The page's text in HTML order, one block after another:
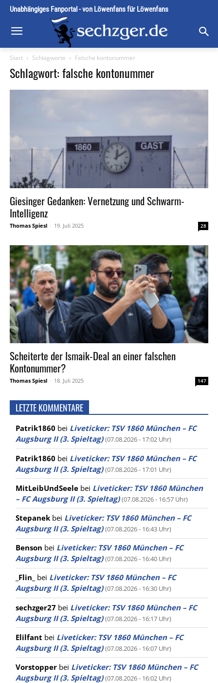
Unabhängiges Fanportal - von Löwenfans für Löwenfans
Start Schlagworte Falsche kontonummer
Schlagwort: falsche kontonummer
Giesinger Gedanken: Vernetzung und Schwarm-
Intelligenz
Thomas Spiesl - 19. Juli 2025 28
Scheiterte der Ismaik-Deal an einer falschen
Kontonummer?
Thomas Spiesl - 18. Juli 2025 147
LETZTE KOMMENTARE
Patrik1860 bei Liveticker: TSV 1860 München – FC
Augsburg II (3. Spieltag) (07.08.2026 - 17:02 Uhr)
Patrik1860 bei Liveticker: TSV 1860 München – FC
Augsburg II (3. Spieltag) (07.08.2026 - 17:01 Uhr)
MitLeibUndSeele bei Liveticker: TSV 1860 München
– FC Augsburg II (3. Spieltag) (07.08.2026 - 16:57 Uhr)
Stepanek bei Liveticker: TSV 1860 München – FC
Augsburg II (3. Spieltag) (07.08.2026 - 16:43 Uhr)
Benson bei Liveticker: TSV 1860 München – FC
Augsburg II (3. Spieltag) (07.08.2026 - 16:40 Uhr)
_Flin_ bei Liveticker: TSV 1860 München – FC
Augsburg II (3. Spieltag) (07.08.2026 - 16:30 Uhr)
sechzger27 bei Liveticker: TSV 1860 München – FC
Augsburg II (3. Spieltag) (07.08.2026 - 16:17 Uhr)
Elilfant bei Liveticker: TSV 1860 München – FC
Augsburg II (3. Spieltag) (07.08.2026 - 16:07 Uhr)
Vorstopper bei Liveticker: TSV 1860 München – FC
Augsburg II (3. Spieltag) (07.08.2026 - 16:02 Uhr)